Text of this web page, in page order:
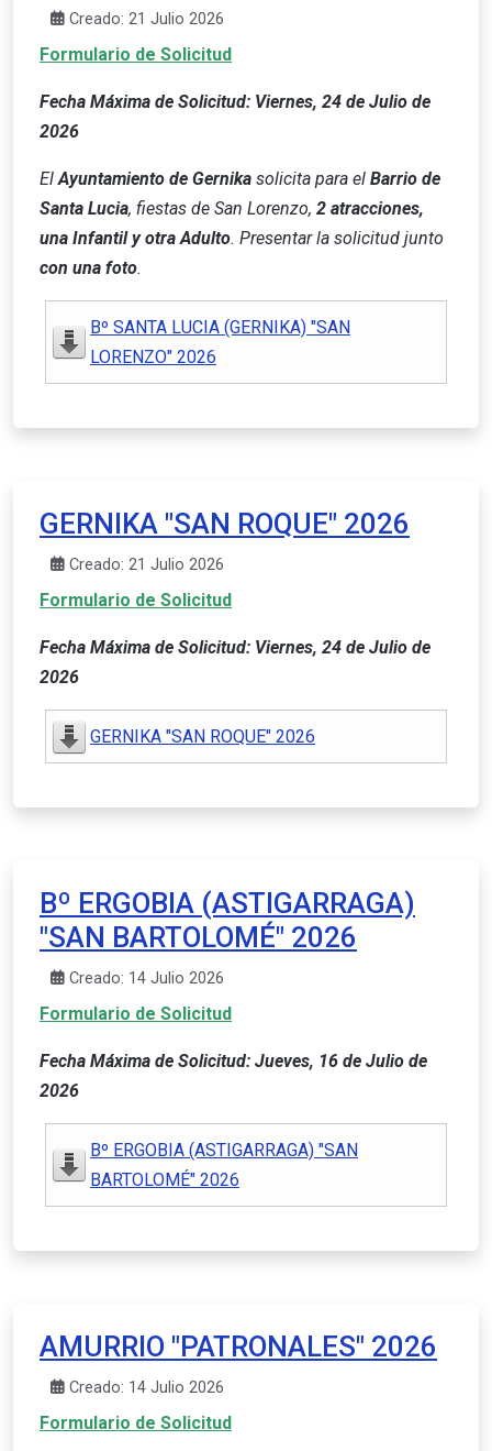
Creado: 21 Julio 2026
Formulario de Solicitud
Fecha Máxima de Solicitud: Viernes, 24 de Julio de
2026
ElAyuntamiento de Gernika solicita para el Barrio de
Santa Lucia, fiestas de San Lorenzo, 2 atracciones,
una Infantil y otra Adulto. Presentar la solicitud junto
con una foto.
Bº SANTA LUCIA (GERNIKA) "SAN
LORENZO" 2026
GERNIKA "SAN ROQUE" 2026
Creado: 21 Julio 2026
Formulario de Solicitud
Fecha Máxima de Solicitud: Viernes, 24 de Julio de
2026
GERNIKA "SAN ROQUE" 2026
Bº ERGOBIA (ASTIGARRAGA)
"SAN BARTOLOMÉ" 2026
Creado: 14 Julio 2026
Formulario de Solicitud
Fecha Máxima de Solicitud: Jueves, 16 de Julio de
2026
Bº ERGOBIA (ASTIGARRAGA) "SAN
BARTOLOMÉ" 2026
AMURRIO "PATRONALES" 2026
Creado: 14 Julio 2026
Formulario de Solicitud